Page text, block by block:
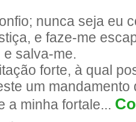
nunca seja eu
e faze-me
e salva-me.
forte, à qual
um mandamento
a minha fortale...